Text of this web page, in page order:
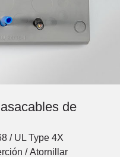
de
/ UL Type 4X
/Atornillar